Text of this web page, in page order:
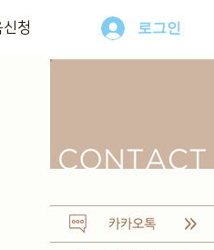
청 로그인